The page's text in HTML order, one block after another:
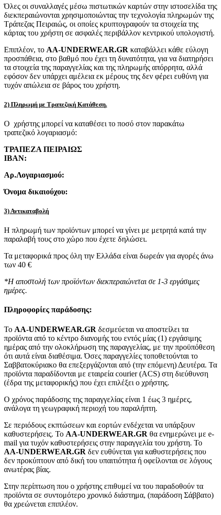
Όλες οι συναλλαγές μέσω πιστωτικών καρτών στην ιστοσελίδα της
διεκπεραιώνονται χρησιμοποιώντας την τεχνολογία πληρωμών της
Τράπεζας Πειραιώς, οι οποίες κρυπτογραφούν τα στοιχεία της
κάρτας του χρήστη σε ασφαλές περιβάλλον κεντρικού υπολογιστή.
Επιπλέον, το AA-UNDERWEAR.GR καταβάλλει κάθε εύλογη
προσπάθεια, στο βαθμό που έχει τη δυνατότητα, για να διατηρήσει
τα στοιχεία της παραγγελίας και της πληρωμής απόρρητα, αλλά
εφόσον δεν υπάρχει αμέλεια εκ μέρους της δεν φέρει ευθύνη για
τυχόν απώλεια σε βάρος του χρήστη.
2) Πληρωμή με Τραπεζική Κατάθεση.
Ο χρήστης μπορεί να καταθέσει το ποσό στον παρακάτω
τραπεζικό λογαριασμό:
ΤΡΑΠΕΖΑ ΠΕΙΡΑΙΩΣ
IBAN:
Αρ.Λογαριασμού:
Όνομα δικαιούχου:
3) Αντικαταβολή
Η πληρωμή των προϊόντων μπορεί να γίνει με μετρητά κατά την
παραλαβή τους στο χώρο που έχετε δηλώσει.
Τα μεταφορικά προς όλη την Ελλάδα είναι δωρεάν για αγορές άνω
των 40 €
*Η αποστολή των προϊόντων διεκπεραιώνεται σε 1-3 εργάσιμες
ημέρες.
Πληροφορίες παράδοσης:
To AA-UNDERWEAR.GR δεσμεύεται να αποστείλει τα
προϊόντα από το κέντρο διανομής του εντός μίας (1) εργάσιμης
ημέρας από την ολοκλήρωση της παραγγελίας, με την προϋπόθεση
ότι αυτά είναι διαθέσιμα. Όσες παραγγελίες τοποθετούνται το
Σαββατοκύριακο θα επεξεργάζονται από (την επόμενη) Δευτέρα. Τα
προϊόντα παραδίδονται με εταιρεία courier (ACS) στη διεύθυνση
(έδρα της μεταφορικής) που έχει επιλέξει ο χρήστης.
Ο χρόνος παράδοσης της παραγγελίας είναι 1 έως 3 ημέρες,
ανάλογα τη γεωγραφική περιοχή του παραλήπτη.
Σε περιόδους εκπτώσεων και εορτών ενδέχεται να υπάρξουν
καθυστερήσεις. Το AA-UNDERWEAR.GR θα ενημερώνει με e-
mail για τυχόν καθυστερήσεις στην παραγγελία του χρήστη. Το
AA-UNDERWEAR.GR δεν ευθύνεται για καθυστερήσεις που
δεν προκύπτουν από δική του υπαιτιότητα ή οφείλονται σε λόγους
ανωτέρας βίας.
Στην περίπτωση που ο χρήστης επιθυμεί να του παραδοθούν τα
προϊόντα σε συντομότερο χρονικό διάστημα, (παράδοση Σάββατο)
θα χρεώνεται επιπλέον.